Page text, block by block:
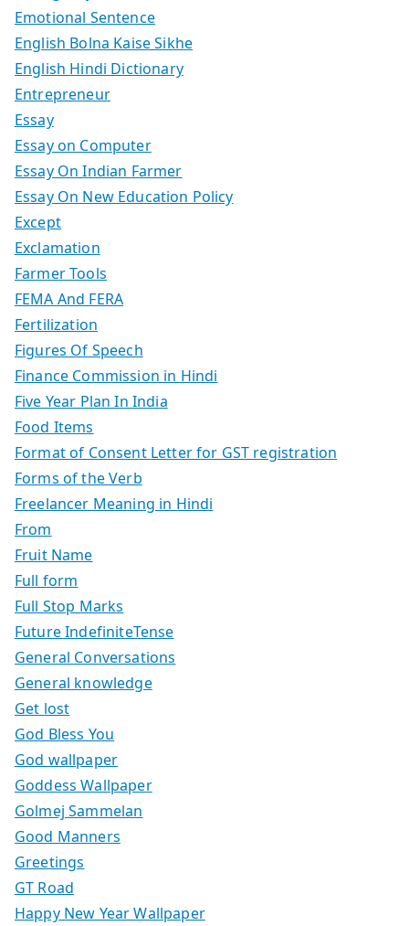
Emotional Sentence
English Bolna Kaise Sikhe
English Hindi Dictionary
Entrepreneur
Essay
Essay on Computer
Essay On Indian Farmer
Essay On New Education Policy
Except
Exclamation
Farmer Tools
FEMA And FERA
Fertilization
Figures Of Speech
Finance Commission in Hindi
Five Year Plan In India
Food Items
Format of Consent Letter for GST registration
Forms of the Verb
Freelancer Meaning in Hindi
From
Fruit Name
Full form
Full Stop Marks
Future IndefiniteTense
General Conversations
General knowledge
Get lost
God Bless You
God wallpaper
Goddess Wallpaper
Golmej Sammelan
Good Manners
Greetings
GT Road
Happy New Year Wallpaper